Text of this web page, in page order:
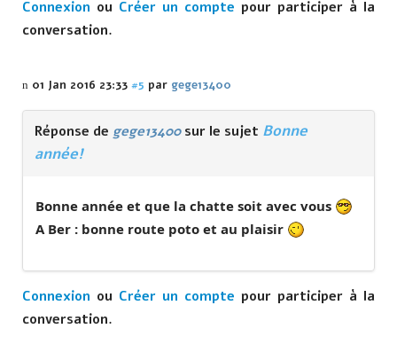
Connexion ou Créer un compte pour participer à la
conversation.
01 Jan 2016 23:33 #5 par gege13400
Réponse de gege13400sur le sujet Bonne
année!
Bonne année et que la chatte soit avec vous
A Ber : bonne route poto et au plaisir
Connexion ou Créer un compte pour participer à la
conversation.